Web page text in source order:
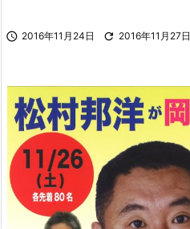
 2016年11月24日  2016年11月27日